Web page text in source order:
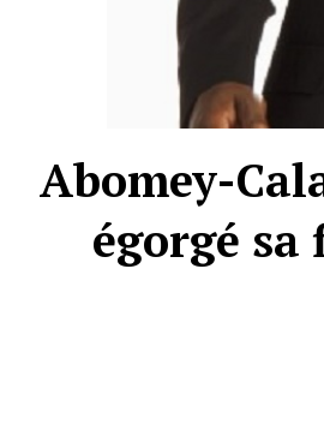
Abomey-
égorgé sa